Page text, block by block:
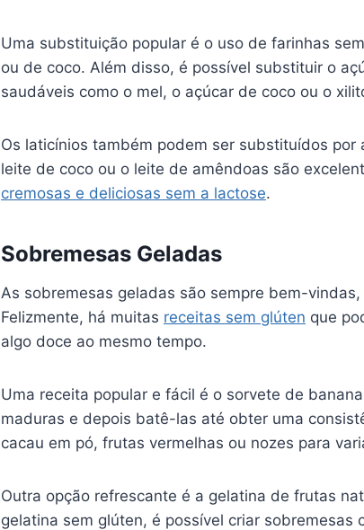
Uma substituição popular é o uso de farinhas
ou de coco. Além disso, é possível substituir o
saudáveis como o mel, o açúcar de coco ou o
Os laticínios também podem ser substituídos
leite de coco ou o leite de amêndoas são
cremosas e deliciosas sem a lactose.
Sobremesas Geladas
As sobremesas geladas são sempre bem-
Felizmente, há muitas receitas sem glúten que
algo doce ao mesmo tempo.
Uma receita popular e fácil é o sorvete de
maduras e depois batê-las até obter uma
cacau em pó, frutas vermelhas ou nozes para
Outra opção refrescante é a gelatina de frutas
gelatina sem glúten, é possível criar sobremesas